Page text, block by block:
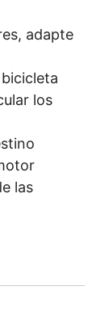
adapte
los
las